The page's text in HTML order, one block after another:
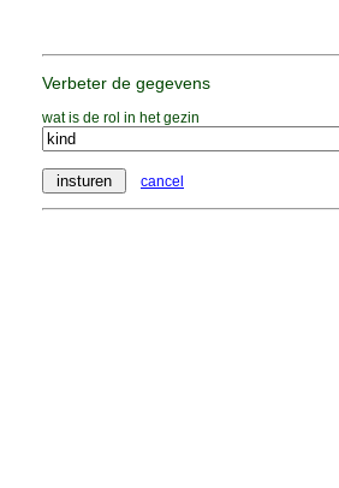
Verbeter de gegevens
wat is de rol in het gezin
cancel